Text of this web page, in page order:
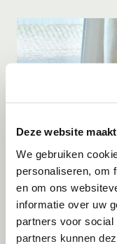
Deze website
We gebruiken
personaliseren, om
en om ons
informatie over uw
partners voor
partners kunnen
Adoptie 09-08-2026
Knoet
Wessem